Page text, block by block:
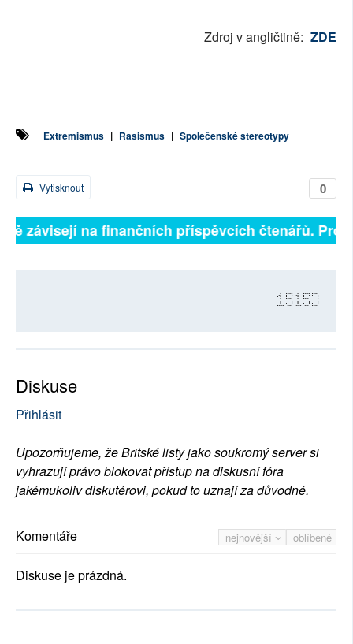
Zdroj v angličtině: ZDE
Extremismus | Rasismus | Společenské stereotypy
0
Vytisknout
závisejí na finančních příspěvcích čtenářů.
15153
Diskuse
Přihlásit
Upozorňujeme, že Britské listy jako soukromý server si
vyhrazují právo blokovat přístup na diskusní fóra
jakémukoliv diskutérovi, pokud to uznají za důvodné.
nejnovější oblíbené
Komentáře
Diskuse je prázdná.